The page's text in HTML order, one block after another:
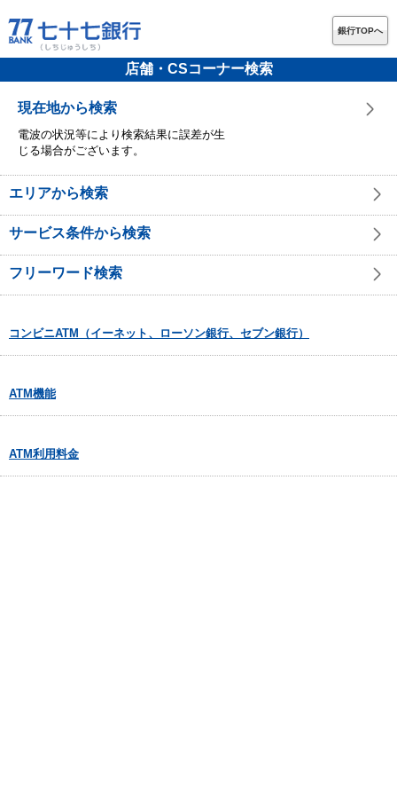
銀行TOPへ
店舗・CSコーナー検索
現在地から検索
電波の状況等により検索結果に誤差が生
じる場合がございます。
エリアから検索
サービス条件から検索
フリーワード検索
コンビニATM（イーネット、ローソン銀行、セブン銀行）
ATM機能
ATM利用料金